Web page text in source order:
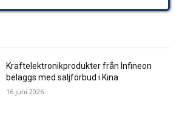
Kraftelektronikprodukter från Infineon
beläggs med säljförbud i Kina
16 juni 2026